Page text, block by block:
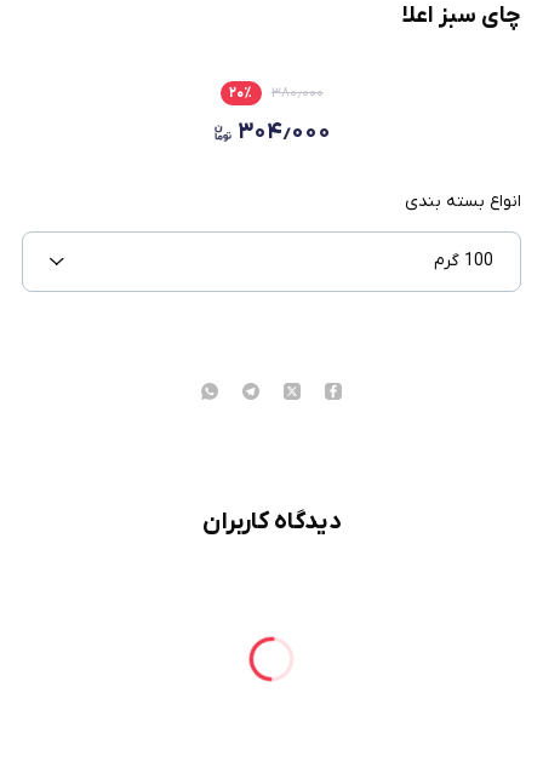
چای سبز اعلا
۳۸۰٫۰۰۰ ۲۰٪
۳۰۴٫۰۰۰
انواع بسته بندی
100 گرم
دیدگاه کاربران